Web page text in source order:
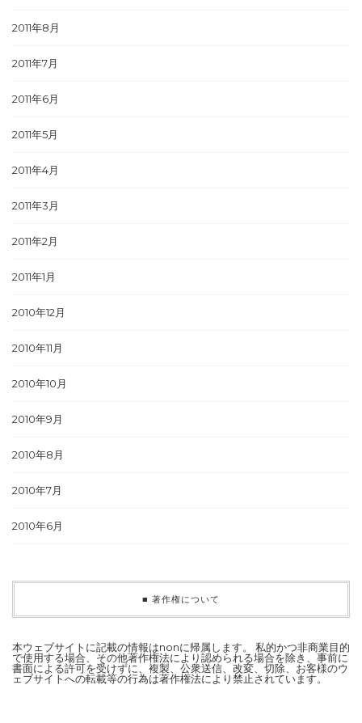
2011年8月
2011年7月
2011年6月
2011年5月
2011年4月
2011年3月
2011年2月
2011年1月
2010年12月
2010年11月
2010年10月
2010年9月
2010年8月
2010年7月
2010年6月
■ 著作権について
本ウェブサイトに記載の情報はnonに帰属します。 私的かつ非商業目的
で使用する場合、その他著作権法により認められる場合を除き、事前に
書面による許可を受けずに、複製、公衆送信、改変、切除、お客様のウ
ェブサイトへの転載等の行為は著作権法により禁止されています。